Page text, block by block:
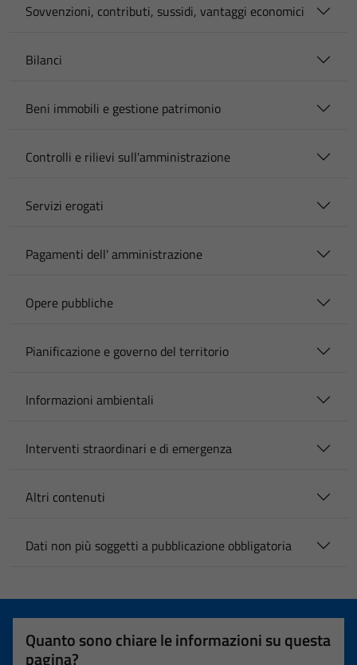
Sovvenzioni, contributi, sussidi, vantaggi economici
Bilanci
Beni immobili e gestione patrimonio
Controlli e rilievi sull'amministrazione
Servizi erogati
Pagamenti dell' amministrazione
Opere pubbliche
Pianificazione e governo del territorio
Informazioni ambientali
Interventi straordinari e di emergenza
Altri contenuti
Dati non più soggetti a pubblicazione obbligatoria
Quanto sono chiare le informazioni su questa
pagina?